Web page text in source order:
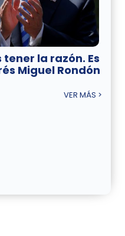
la razón. Es
Miguel Rondón
VER MÁS >